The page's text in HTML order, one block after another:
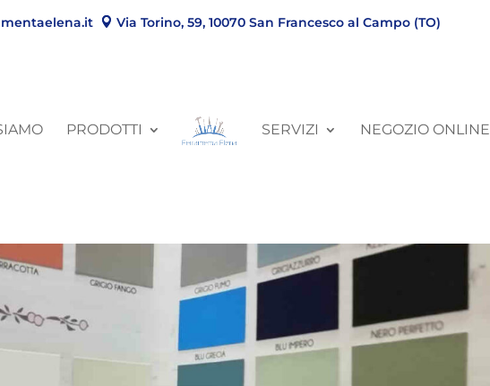
Via Torino, 59, 10070 San Francesco al Campo (TO)
PRODOTTI SERVIZI NEGOZIO ONLINE